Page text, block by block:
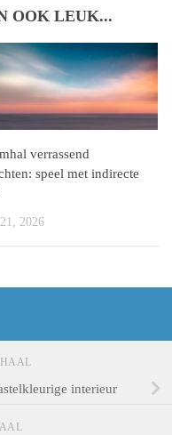
OOK LEUK...
verrassend
speel met indirecte
2026
interieur